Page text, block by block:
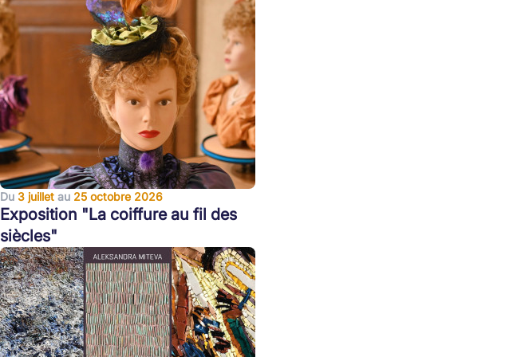
Du 3 juillet au 25 octobre 2026
Exposition "La coiffure au fil des
siècles"